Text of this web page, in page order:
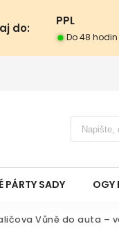
do:
PPL
Do 48 hodin
PÁRTY SADY OGY
Vůně do auta –